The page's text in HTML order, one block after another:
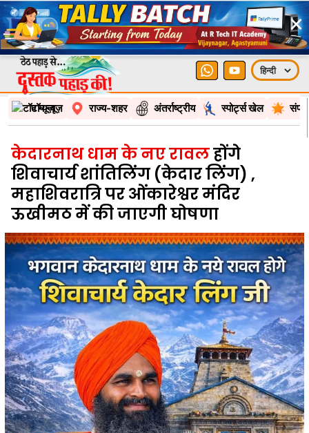
×
टॉप न्यूज़ राज्य-शहर अंतर्राष्ट्रीय स्पोर्ट्स खेल
केदारनाथ धाम के नए रावलहोंगे
शिवाचार्य शांतिलिंग (केदार लिंग) ,
महाशिवरात्रि पर ओंकारेश्वर मंदिर
ऊखीमठ में की जाएगी घोषणा